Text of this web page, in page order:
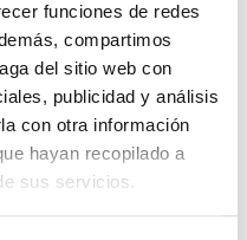
funciones de redes
compartimos
del sitio web con
publicidad y análisis
con otra información
hayan recopilado a
sus servicios.